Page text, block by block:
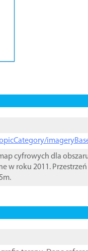
cyfrowych dla
w roku 2011.